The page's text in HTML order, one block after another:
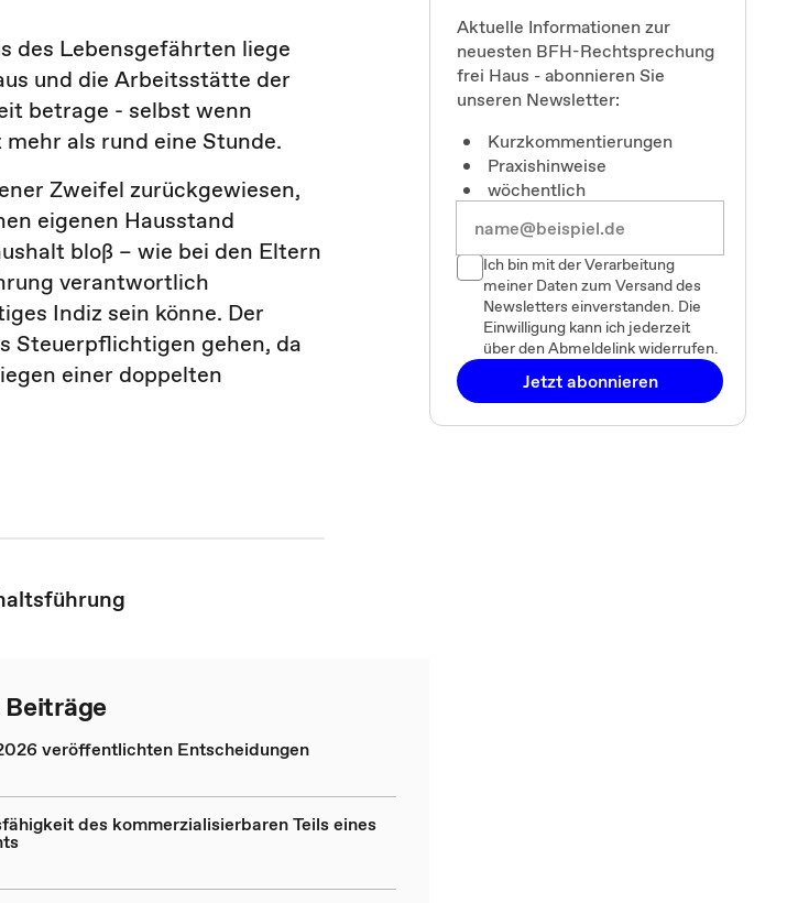
des Lebensgefährten liege
und die Arbeitsstätte der
betrage - selbst wenn
als rund eine Stunde.
Zweifel zurückgewiesen,
eigenen Hausstand
bloß – wie bei den Eltern
verantwortlich
Indiz sein könne. Der
Steuerpflichtigen gehen, da
einer doppelten
veröffentlichten Entscheidungen
des kommerzialisierbaren Teils eines
Aktuelle Informationen zur
neuesten BFH-Rechtsprechung
frei Haus - abonnieren Sie
unseren Newsletter:
Kurzkommentierungen
Praxishinweise
wöchentlich
Ich bin mit der Verarbeitung
meiner Daten zum Versand des
Newsletters einverstanden. Die
Einwilligung kann ich jederzeit
über den Abmeldelink widerrufen.
Jetzt abonnieren